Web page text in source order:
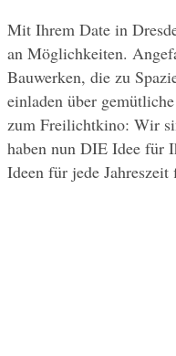
Mit Ihrem Date in
an Möglichkeiten.
Bauwerken, die zu
einladen über
zum Freilichtkino: Wir
haben nun DIE Idee für
Ideen für jede Jahreszeit